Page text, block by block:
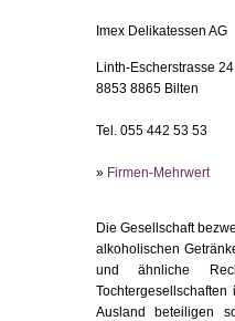
Imex Delikatessen AG
Linth-Escherstrasse 24
8853 8865 Bilten
Tel. 055 442 53 53
» Firmen-Mehrwert
Die Gesellschaft
alkoholischen
und ähnliche
Ausland beteiligen